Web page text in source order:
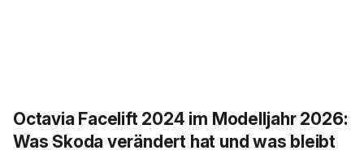
Octavia Facelift 2024 im Modelljahr 2026:
Was Skoda verändert hat und was bleibt